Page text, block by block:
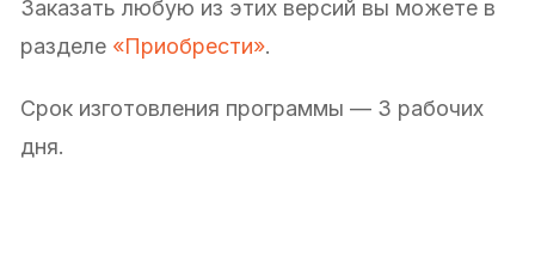
Заказать любую из этих версий вы можете в
разделе «Приобрести».
Срок изготовления программы — 3 рабочих
дня.